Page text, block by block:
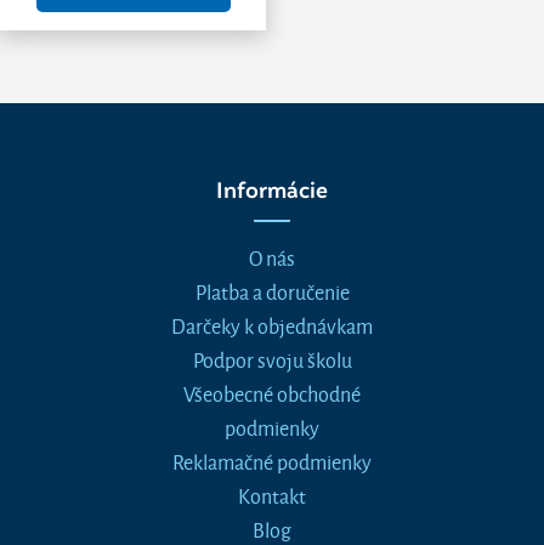
Informácie
O nás
Platba a doručenie
Darčeky k objednávkam
Podpor svoju školu
Všeobecné obchodné
podmienky
Reklamačné podmienky
Kontakt
Blog